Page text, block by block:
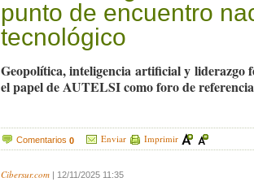
punto de encuentro
tecnológico
Geopolítica, inteligencia artificial y liderazgo
el papel de AUTELSI como foro de
Comentarios 0 Enviar Imprimir
Cibersur.com 12/11/2025 11:35